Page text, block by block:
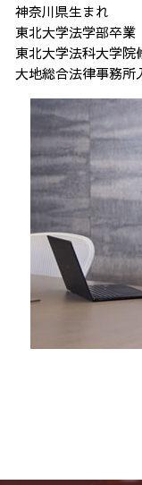
神奈川県生まれ
東北大学法学部卒業
東北大学法科大学院
大地総合法律事務所